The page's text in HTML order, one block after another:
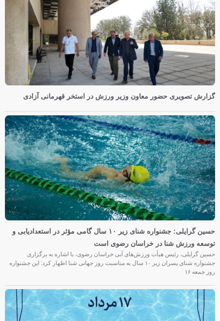
گزارش تصویری حضور معاون وزیر ورزش در استخر قهرمانی آزادی
حسین گرایلی: جشنواره شنای زیر ۱۰ سال گامی مؤثر در استعدادیابی و
توسعه ورزش شنا در خراسان رضوی است
حسین گرایلی، رئیس هیأت ورزش‌های آبی خراسان رضوی، با اشاره به برگزاری
جشنواره شنای پسران زیر ۱۰ سال به مناسبت روز جهانی شنا اظهار کرد: این جشنواره
روز جمعه‌ ۱۶